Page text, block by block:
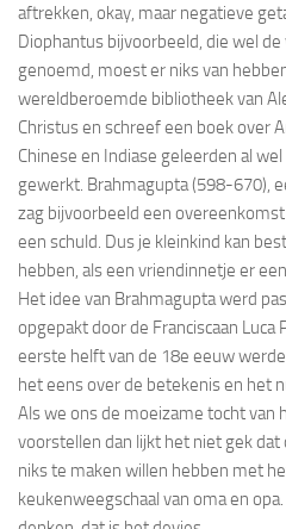
aftrekken, okay, maar negatieve
Diophantus bijvoorbeeld, die wel
genoemd, moest er niks van
wereldberoemde bibliotheek van
Christus en schreef een boek over
Chinese en Indiase geleerden al
gewerkt. Brahmagupta (598-670),
zag bijvoorbeeld een
een schuld. Dus je kleinkind kan
hebben, als een vriendinnetje er
Het idee van Brahmagupta werd
opgepakt door de Franciscaan Luca
eerste helft van de 18e eeuw
het eens over de betekenis en het
Als we ons de moeizame tocht van
voorstellen dan lijkt het niet gek
niks te maken willen hebben met
keukenweegschaal van oma en